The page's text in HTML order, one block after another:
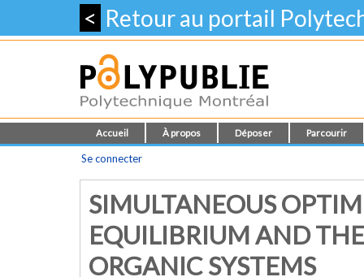
< Retour au portail
Accueil À propos Déposer Parcourir
Se connecter
SIMULTANEOUS
EQUILIBRIUM AND
ORGANIC SYSTEMS